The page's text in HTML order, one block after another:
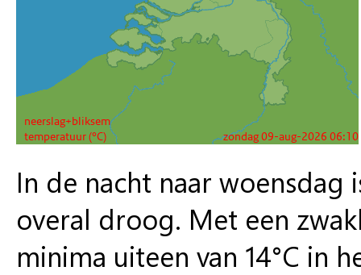
In de nacht naar
overal droog. Met een
minima uiteen van 14°C in